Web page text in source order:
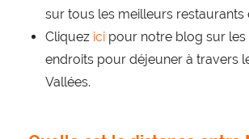
sur tous les meilleurs restaurants
Cliquez ici pour notre blog sur
endroits pour déjeuner à travers
Vallées.